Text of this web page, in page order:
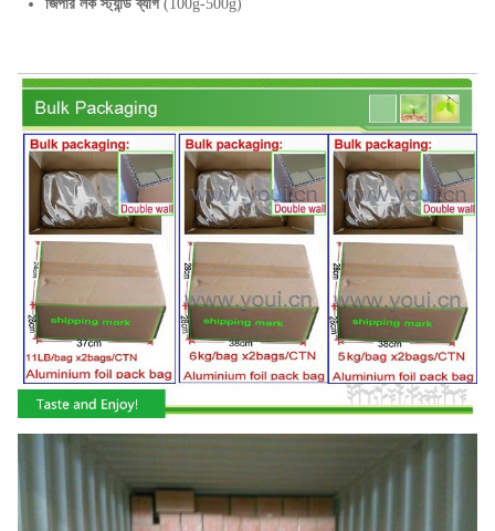
জিপার লক স্ট্যান্ড ব্যাগ(100g-500g)